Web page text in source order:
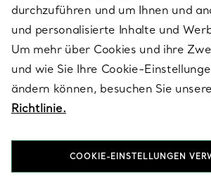
RECHTLICHE HINWEISE
FOLGEN SIE UNS
durchzuführen und um Ihnen und
und personalisierte Inhalte und
Um mehr über Cookies und ihre
und wie Sie Ihre Cookie-
ändern können, besuchen Sie unsere
Richtlinie.
COOKIE-EINSTELLUNGEN